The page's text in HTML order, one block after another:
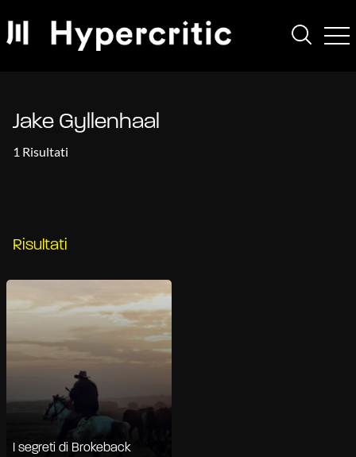
Jake Gyllenhaal
1 Risultati
Risultati
I segreti di Brokeback